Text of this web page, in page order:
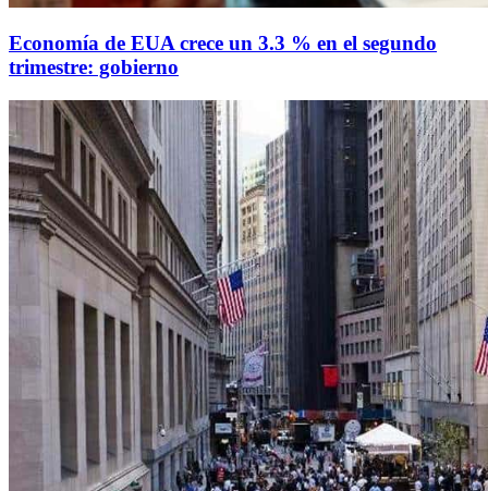
Economía de EUA crece un 3.3 % en el segundo
trimestre: gobierno